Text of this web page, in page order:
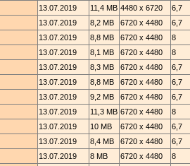
13.07.2019 11,4 MB 4480 x 6720
6,7
13.07.2019 8,2 MB 6720 x 4480
6,7
13.07.2019 8,8 MB 6720 x 4480
8
13.07.2019 8,1 MB 6720 x 4480
8
13.07.2019 8,3 MB 6720 x 4480
6,7
13.07.2019 8,8 MB 6720 x 4480
6,7
13.07.2019 9,2 MB 6720 x 4480
6,7
13.07.2019 11,3 MB 6720 x 4480
8
13.07.2019 10 MB 6720 x 4480
6,7
13.07.2019 8,4 MB 6720 x 4480
6,7
13.07.2019 8 MB 6720 x 4480
8